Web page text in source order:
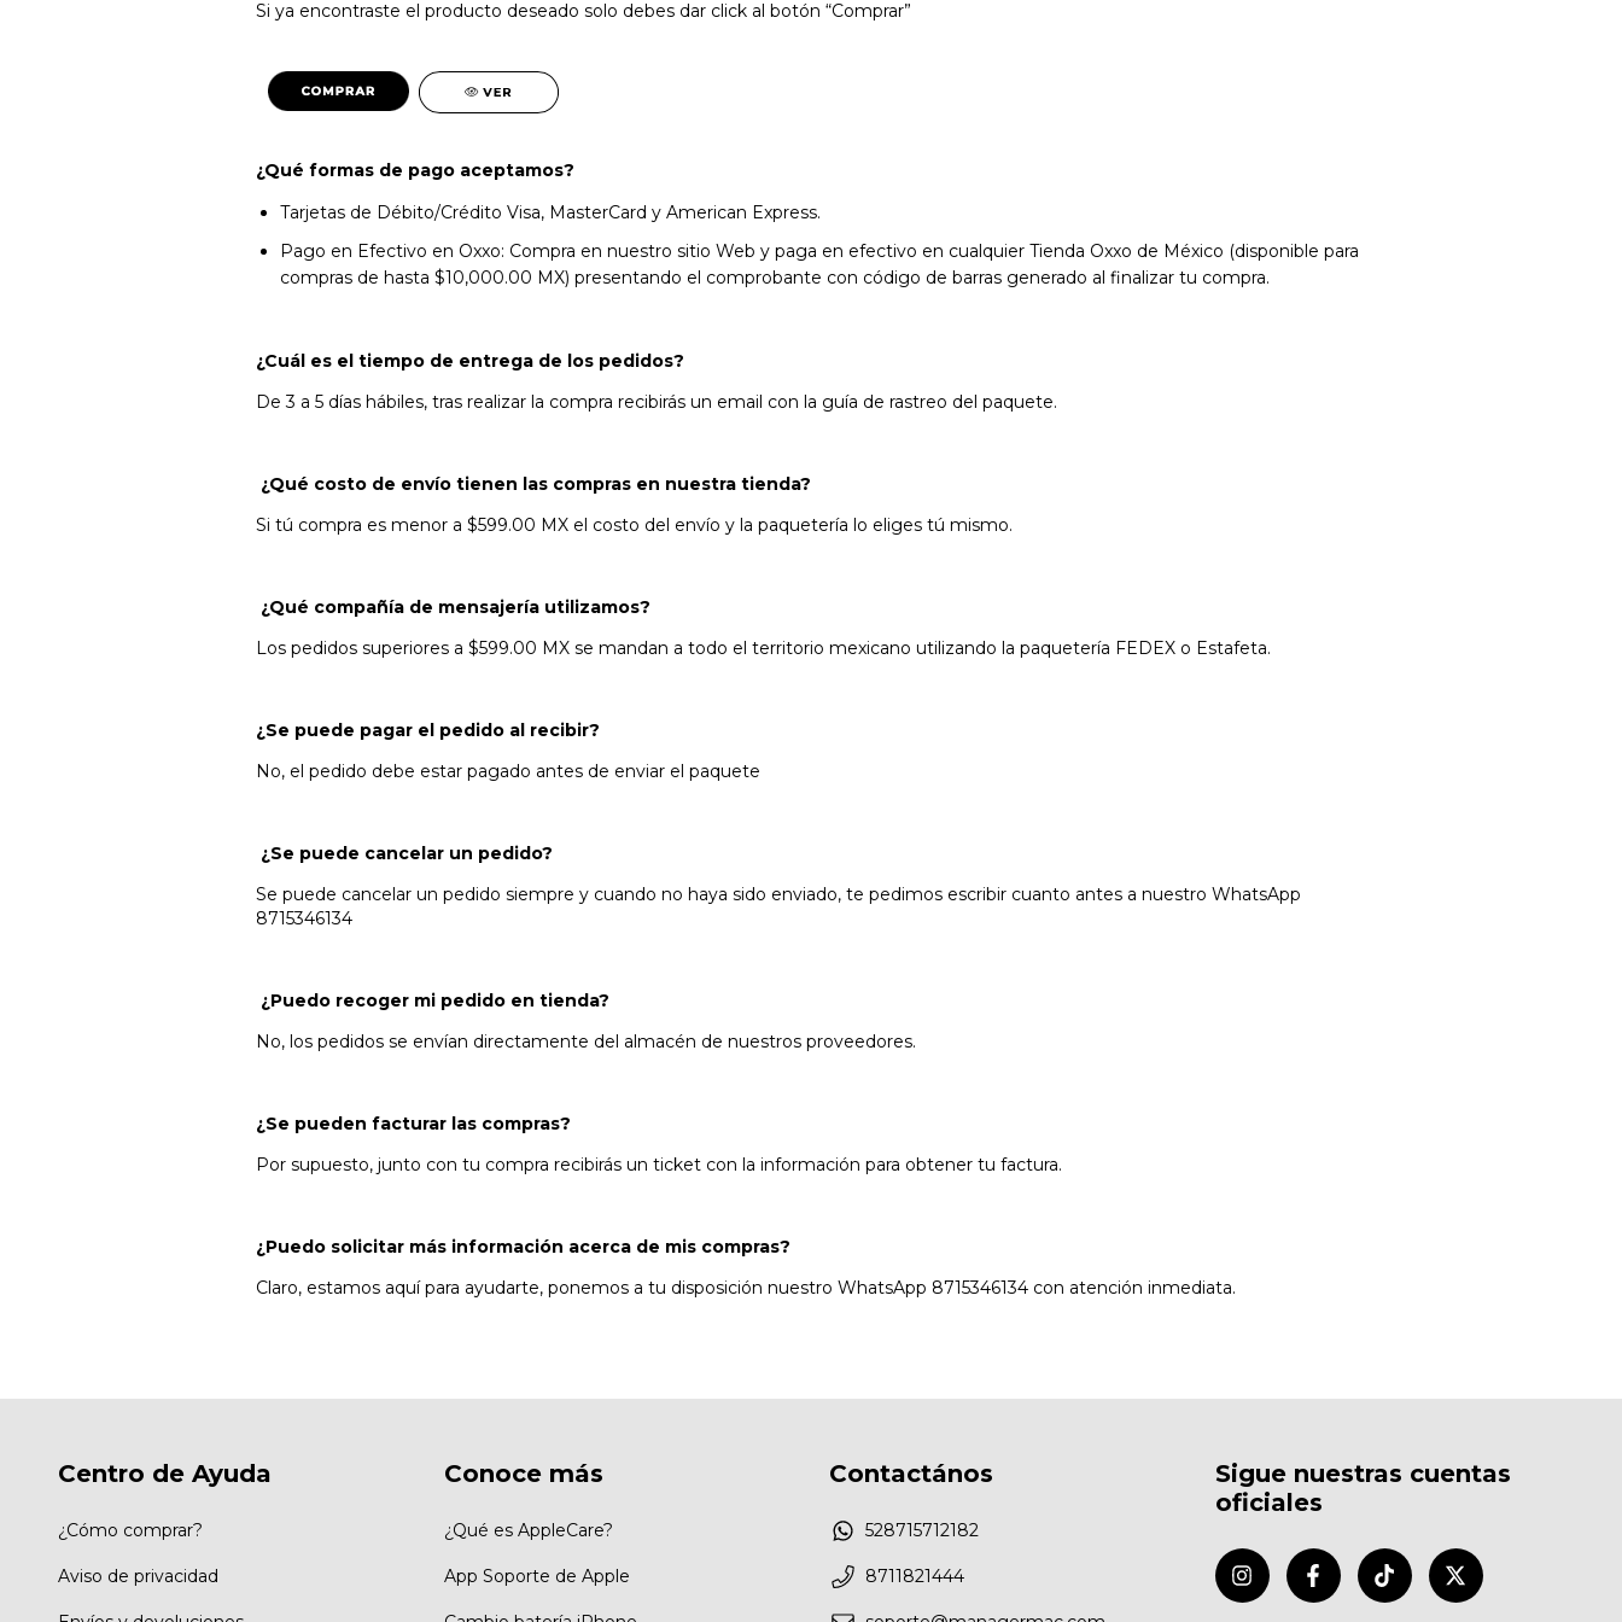
Si ya encontraste el producto deseado solo debes dar click al botón “Comprar”
¿Qué formas de pago aceptamos?
Tarjetas de Débito/Crédito Visa, MasterCard y American Express.
Pago en Efectivo en Oxxo: Compra en nuestro sitio Web y paga en efectivo en cualquier Tienda Oxxo de México (disponible para
compras de hasta $10,000.00 MX) presentando el comprobante con código de barras generado al finalizar tu compra.
¿Cuál es el tiempo de entrega de los pedidos?
De 3 a 5 días hábiles, tras realizar la compra recibirás un email con la guía de rastreo del paquete.
¿Qué costo de envío tienen las compras en nuestra tienda?
Si tú compra es menor a $599.00 MX el costo del envío y la paquetería lo eliges tú mismo.
¿Qué compañía de mensajería utilizamos?
Los pedidos superiores a $599.00 MX se mandan a todo el territorio mexicano utilizando la paquetería FEDEX o Estafeta.
¿Se puede pagar el pedido al recibir?
No, el pedido debe estar pagado antes de enviar el paquete
¿Se puede cancelar un pedido?
Se puede cancelar un pedido siempre y cuando no haya sido enviado, te pedimos escribir cuanto antes a nuestro WhatsApp
8715346134
¿Puedo recoger mi pedido en tienda?
No, los pedidos se envían directamente del almacén de nuestros proveedores.
¿Se pueden facturar las compras?
Por supuesto, junto con tu compra recibirás un ticket con la información para obtener tu factura.
¿Puedo solicitar más información acerca de mis compras?
Claro, estamos aquí para ayudarte, ponemos a tu disposición nuestro WhatsApp 8715346134 con atención inmediata.
Centro de Ayuda
¿Cómo comprar?
Aviso de privacidad
Conoce más
¿Qué es AppleCare?
App Soporte de Apple
Contactános
528715712182
8711821444
Sigue nuestras cuentas
oficiales